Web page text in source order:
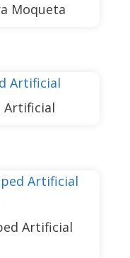
Moqueta
Artificial
Artificial